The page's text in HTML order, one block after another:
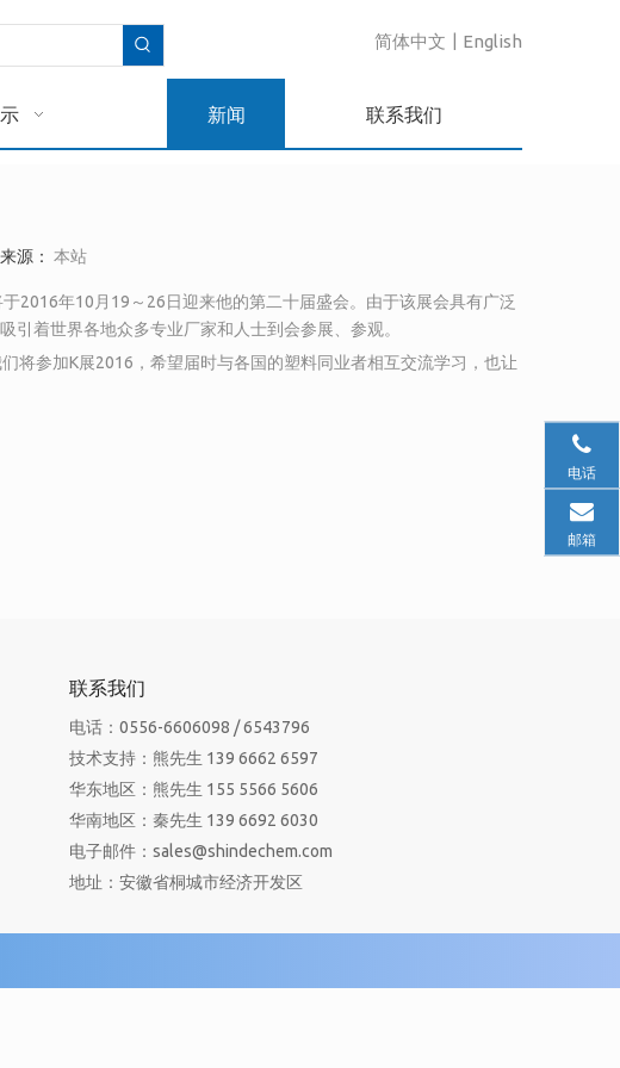
简体中文 English
新闻 联系我们
源： 本站
2016年10月19～26日迎来他的第二十届盛会。由于该展会具有广泛
着世界各地众多专业厂家和人士到会参展、参观。
将参加K展2016，希望届时与各国的塑料同业者相互交流学习，也让
电话
邮箱
联系我们
电话：0556-6606098 / 6543796
技术支持：熊先生 139 6662 6597
华东地区：熊先生 155 5566 5606
华南地区：秦先生 139 6692 6030
电子邮件：sales@shindechem.com
地址：安徽省桐城市经济开发区